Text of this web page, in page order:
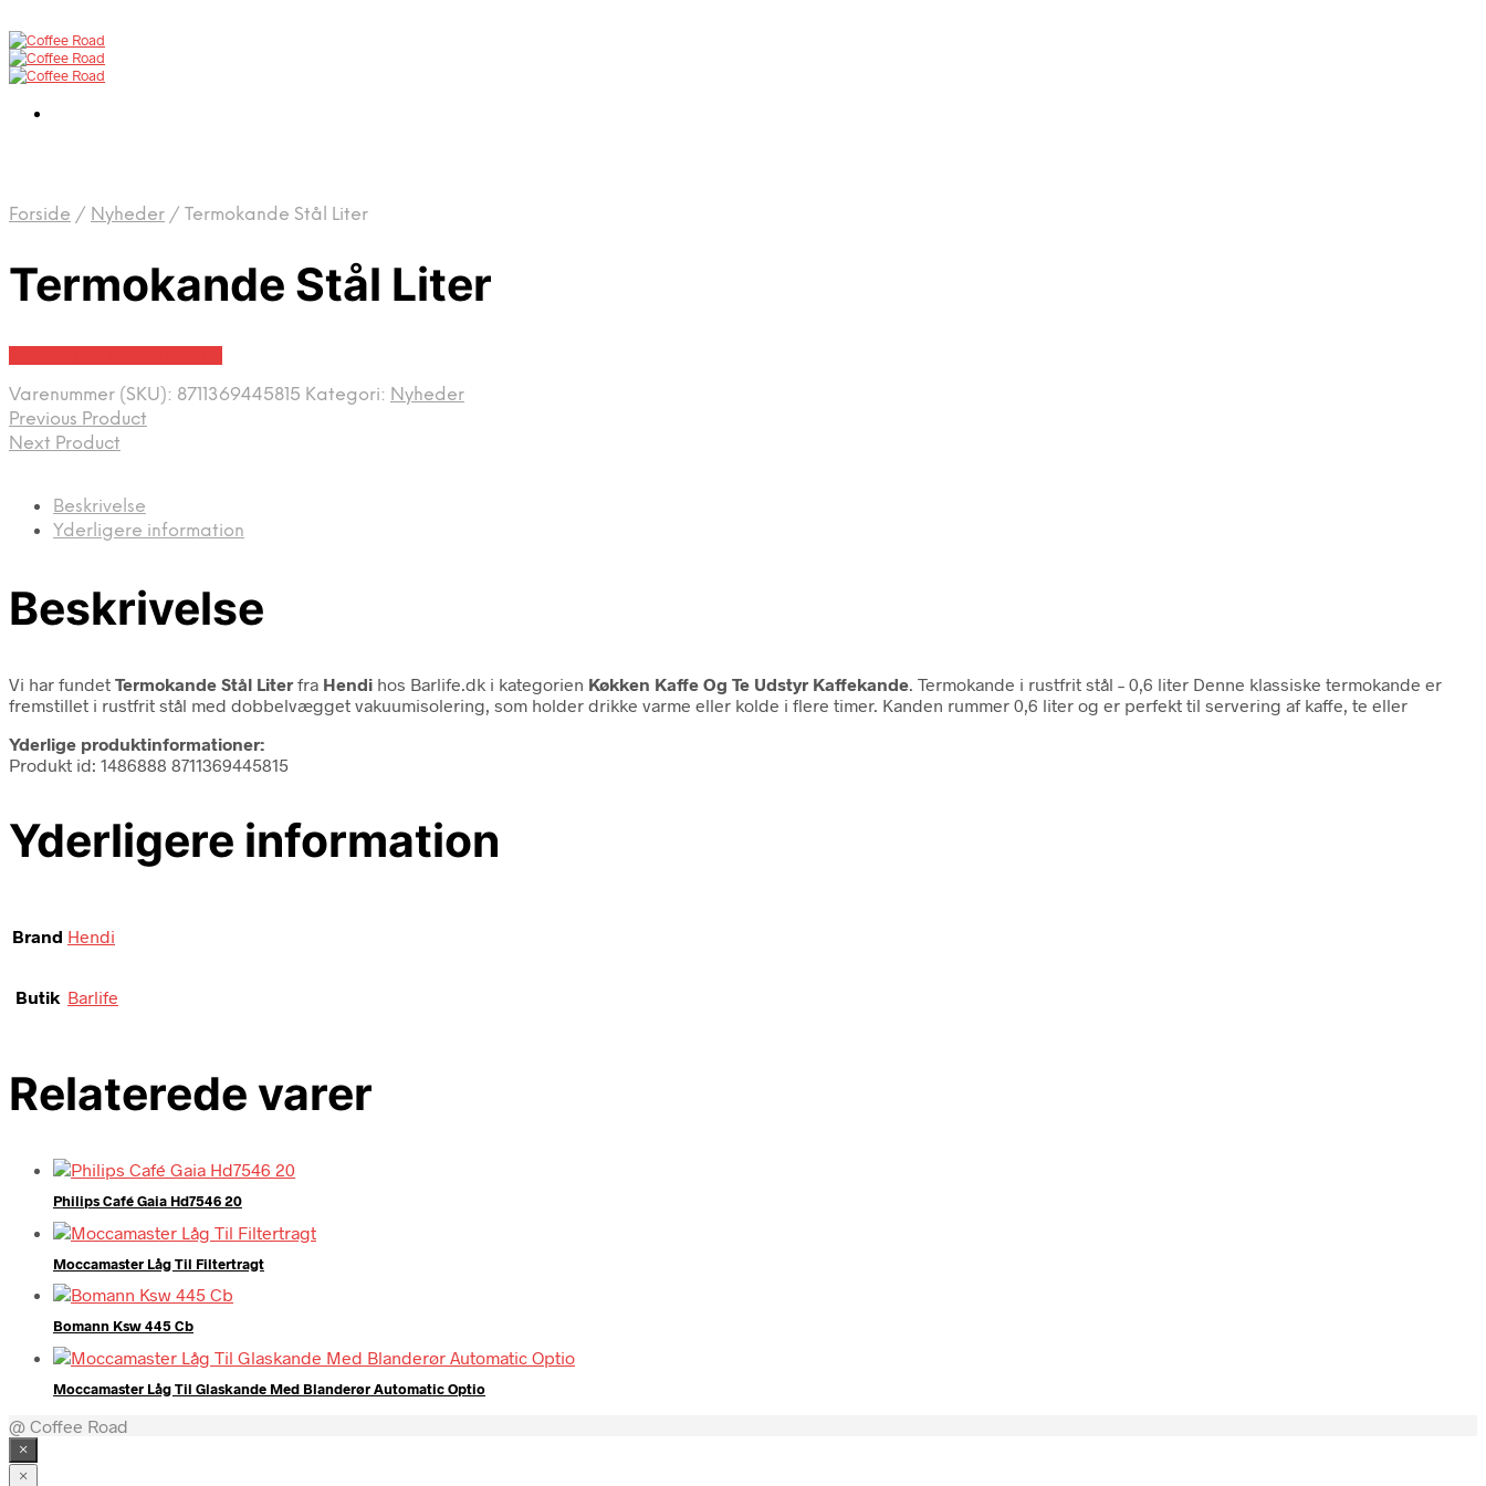
Forside / Nyheder / Termokande Stål Liter
Termokande Stål Liter
Varenummer (SKU): 8711369445815 Kategori: Nyheder
Previous Product
Next Product
Beskrivelse
Yderligere information
Beskrivelse
Vi har fundet Termokande Stål Liter fra Hendi hos Barlife.dk i kategorien Køkken Kaffe Og Te Udstyr Kaffekande . Termokande i rustfrit stål – 0,6 liter Denne klassiske termokande er
fremstillet i rustfrit stål med dobbelvægget vakuumisolering, som holder drikke varme eller kolde i flere timer. Kanden rummer 0,6 liter og er perfekt til servering af kaffe, te eller
Yderlige produktinformationer:
Produkt id: 1486888 8711369445815
Yderligere information
Brand Hendi
Butik Barlife
Relaterede varer
Philips Café Gaia Hd7546 20
Moccamaster Låg Til Filtertragt
Bomann Ksw 445 Cb
Moccamaster Låg Til Glaskande Med Blanderør Automatic Optio
@ Coffee Road
×
×